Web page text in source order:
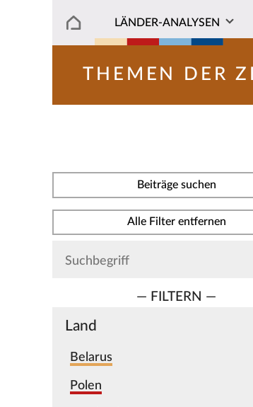
LÄNDER-ANALYSEN
THEMEN DER
Beiträge suchen
Alle Filter entfernen
— FILTERN —
Land
Belarus
Polen